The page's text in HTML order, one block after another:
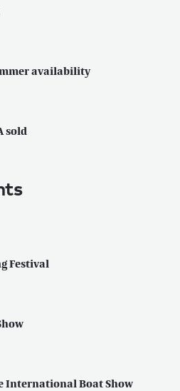
availability
sold
Festival
International Boat Show